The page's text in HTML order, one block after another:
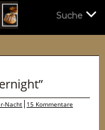
Nacht 15 Kommentare
Suche
Suche